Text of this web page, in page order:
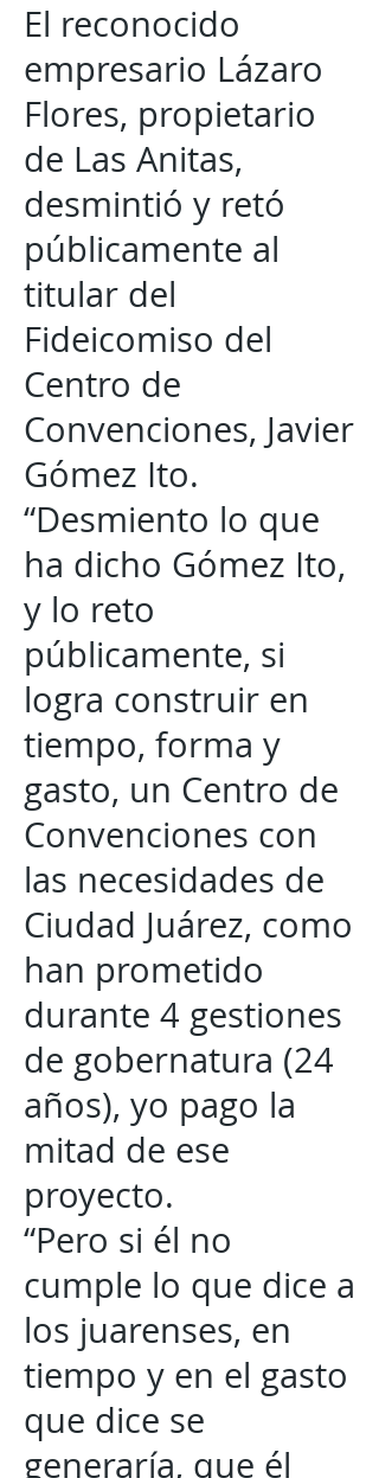
El reconocido
empresario Lázaro
Flores, propietario
de Las Anitas,
desmintió y retó
públicamente al
titular del
Fideicomiso del
Centro de
Convenciones, Javier
Gómez Ito.
“Desmiento lo que
ha dicho Gómez Ito,
y lo reto
públicamente, si
logra construir en
tiempo, forma y
gasto, un Centro de
Convenciones con
las necesidades de
Ciudad Juárez, como
han prometido
durante 4 gestiones
de gobernatura (24
años), yo pago la
mitad de ese
proyecto.
“Pero si él no
cumple lo que dice a
los juarenses, en
tiempo y en el gasto
que dice se
generaría, que él